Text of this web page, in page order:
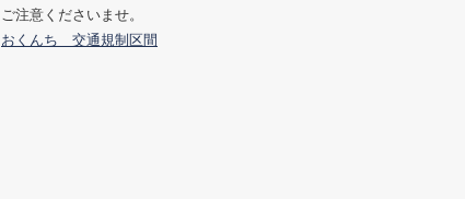
ご注意くださいませ。
おくんち 交通規制区間